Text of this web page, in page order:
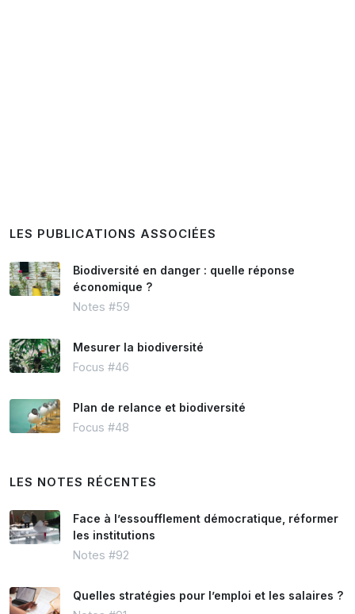
LES PUBLICATIONS ASSOCIÉES
Biodiversité en danger : quelle réponse
économique ?
Notes #59
Mesurer la biodiversité
Focus #46
Plan de relance et biodiversité
Focus #48
LES NOTES RÉCENTES
Face à l’essoufflement démocratique, réformer
les institutions
Notes #92
Quelles stratégies pour l’emploi et les salaires ?